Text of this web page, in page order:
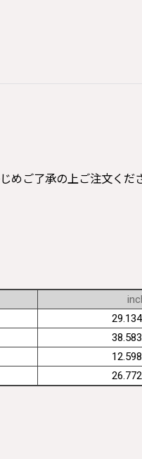
めご了承の上ご注文くだ